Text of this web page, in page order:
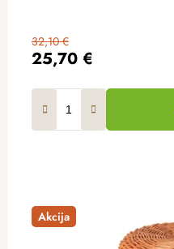
25,70 €
32,10 €
Akcija